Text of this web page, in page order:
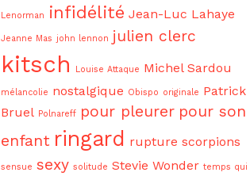
Lenorman infidélité Jean-Luc Lahaye
Jeanne Mas john lennon julien clerc
kitsch Louise Attaque Michel Sardou
mélancolie nostalgique Obispo originale Patrick
Bruel Polnareff pour pleurer pour son
enfant ringard rupture scorpions
sensue sexy solitude Stevie Wonder temps qui